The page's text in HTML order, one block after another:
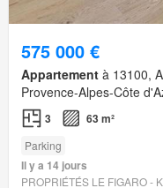
575 000 €
Appartement à 13100,
Provence-Alpes-Côte
3 63 m²
Parking
Il y a 14 jours
PROPRIÉTÉS LE FIGARO -